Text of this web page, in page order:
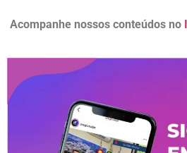
Acompanhe nossos conteúdos no